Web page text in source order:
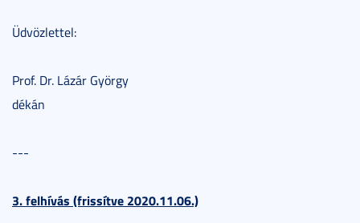
Üdvözlettel:
Prof. Dr. Lázár György
dékán
---
3. felhívás (frissítve 2020.11.06.)